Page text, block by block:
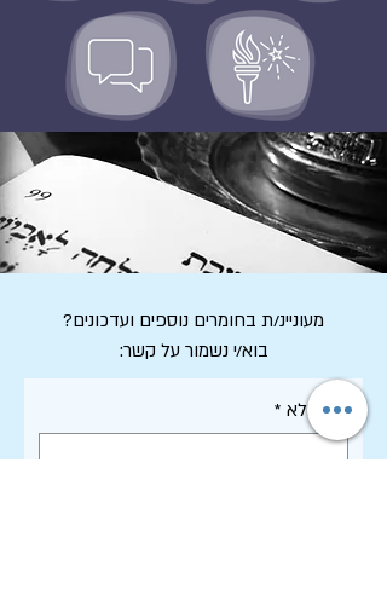
מעוניינ/ת בחומרים נוספים ועדכונים?
בוא/י נשמור על קשר:
שם מלא *